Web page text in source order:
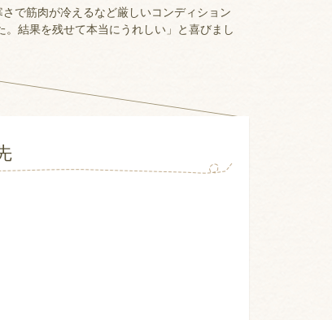
で筋肉が冷えるなど厳しいコンディション
結果を残せて本当にうれしい」と喜びまし